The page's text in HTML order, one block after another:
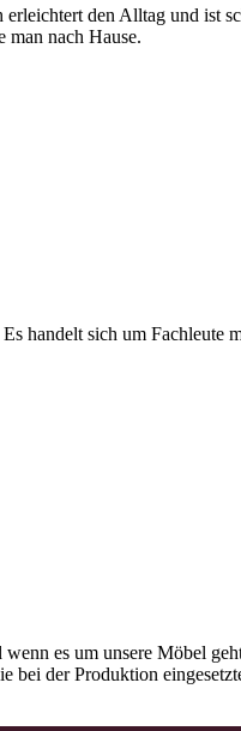
den Alltag und ist
man nach Hause.
handelt sich um
es um unsere Möbel
der Produktion